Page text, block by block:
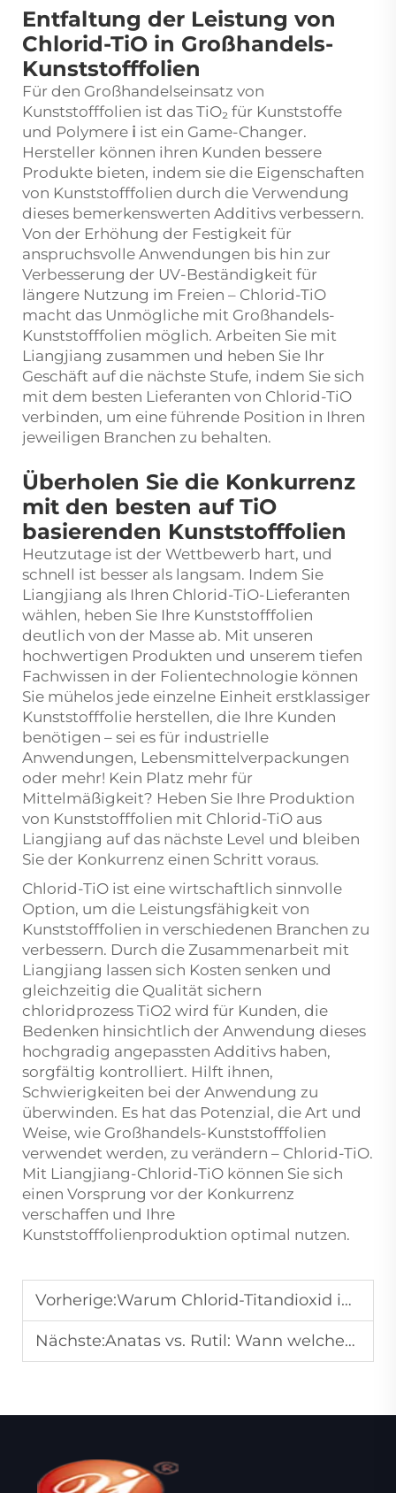
Entfaltung der Leistung von
Chlorid-TiO in Großhandels-
Kunststofffolien
Für den Großhandelseinsatz von
Kunststofffolien ist das TiO₂ für Kunststoffe
und Polymere i ist ein Game-Changer.
Hersteller können ihren Kunden bessere
Produkte bieten, indem sie die Eigenschaften
von Kunststofffolien durch die Verwendung
dieses bemerkenswerten Additivs verbessern.
Von der Erhöhung der Festigkeit für
anspruchsvolle Anwendungen bis hin zur
Verbesserung der UV-Beständigkeit für
längere Nutzung im Freien – Chlorid-TiO
macht das Unmögliche mit Großhandels-
Kunststofffolien möglich. Arbeiten Sie mit
Liangjiang zusammen und heben Sie Ihr
Geschäft auf die nächste Stufe, indem Sie sich
mit dem besten Lieferanten von Chlorid-TiO
verbinden, um eine führende Position in Ihren
jeweiligen Branchen zu behalten.
Überholen Sie die Konkurrenz
mit den besten auf TiO
basierenden Kunststofffolien
Heutzutage ist der Wettbewerb hart, und
schnell ist besser als langsam. Indem Sie
Liangjiang als Ihren Chlorid-TiO-Lieferanten
wählen, heben Sie Ihre Kunststofffolien
deutlich von der Masse ab. Mit unseren
hochwertigen Produkten und unserem tiefen
Fachwissen in der Folientechnologie können
Sie mühelos jede einzelne Einheit erstklassiger
Kunststofffolie herstellen, die Ihre Kunden
benötigen – sei es für industrielle
Anwendungen, Lebensmittelverpackungen
oder mehr! Kein Platz mehr für
Mittelmäßigkeit? Heben Sie Ihre Produktion
von Kunststofffolien mit Chlorid-TiO aus
Liangjiang auf das nächste Level und bleiben
Sie der Konkurrenz einen Schritt voraus.
Chlorid-TiO ist eine wirtschaftlich sinnvolle
Option, um die Leistungsfähigkeit von
Kunststofffolien in verschiedenen Branchen zu
verbessern. Durch die Zusammenarbeit mit
Liangjiang lassen sich Kosten senken und
gleichzeitig die Qualität sichern
chloridprozess TiO2 wird für Kunden, die
Bedenken hinsichtlich der Anwendung dieses
hochgradig angepassten Additivs haben,
sorgfältig kontrolliert. Hilft ihnen,
Schwierigkeiten bei der Anwendung zu
überwinden. Es hat das Potenzial, die Art und
Weise, wie Großhandels-Kunststofffolien
verwendet werden, zu verändern – Chlorid-TiO.
Mit Liangjiang-Chlorid-TiO können Sie sich
einen Vorsprung vor der Konkurrenz
verschaffen und Ihre
Kunststofffolienproduktion optimal nutzen.
Vorherige:Warum Chlorid-Titandioxid in Premium-Lacken bevorzugt wird
Nächste:Anatas vs. Rutil: Wann welchen TiO-Typ wählen